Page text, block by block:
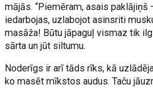
mājās. “Piemēram, asais
iedarbojas, uzlabojot asinsriti
masāža! Būtu jāpaguļ vismaz tik
sārta un jūt siltumu.
Noderīgs ir arī tāds rīks, kā
ko masēt mīkstos audus. Taču